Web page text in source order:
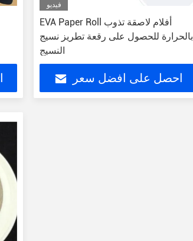
فيديو
EVA Paper Roll أفلام لاصقة تذوب
بالحرارة للحصول على رقعة تطريز نسيج
النسيج
احصل على افضل سعر